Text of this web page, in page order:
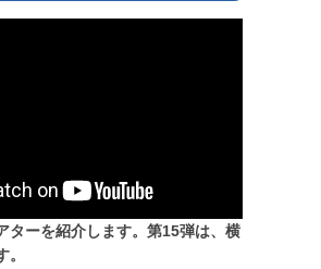
ターを紹介します。第15弾は、横